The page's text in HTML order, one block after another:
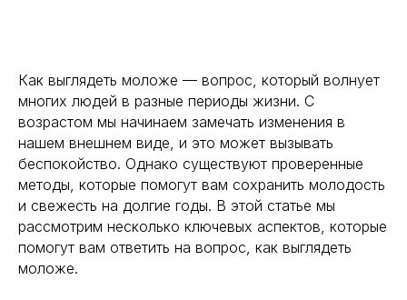
Как выглядеть моложе — вопрос, который волнует
многих людей в разные периоды жизни. С
возрастом мы начинаем замечать изменения в
нашем внешнем виде, и это может вызывать
беспокойство. Однако существуют проверенные
методы, которые помогут вам сохранить молодость
и свежесть на долгие годы. В этой статье мы
рассмотрим несколько ключевых аспектов, которые
помогут вам ответить на вопрос, как выглядеть
моложе.